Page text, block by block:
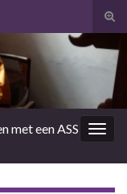
met een ASS